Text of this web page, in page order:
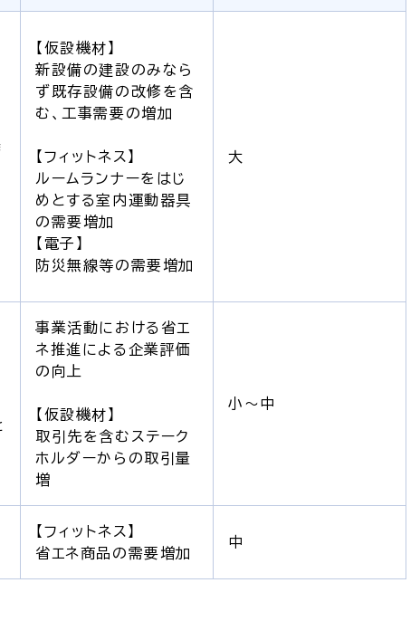
【仮設機材】
新設備の建設のみなら
ず既存設備の改修を含
む、工事需要の増加
【フィットネス】
ルームランナーをはじ
めとする室内運動器具
の需要増加
【電子】
防災無線等の需要増加
大
事業活動における省エ
ネ推進による企業評価
の向上
【仮設機材】
取引先を含むステーク
ホルダーからの取引量
増
小～中
【フィットネス】
省エネ商品の需要増加
中